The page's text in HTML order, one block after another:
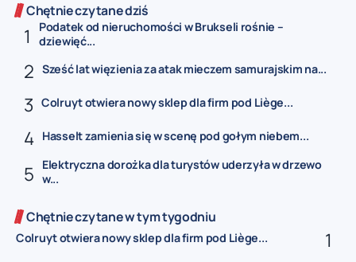
Chętnie czytane dziś
Podatek od nieruchomości w Brukseli rośnie –
dziewięć...
Sześć lat więzienia za atak mieczem samurajskim na...
Colruyt otwiera nowy sklep dla firm pod Liège...
Hasselt zamienia się w scenę pod gołym niebem...
Elektryczna dorożka dla turystów uderzyła w drzewo
w...
Chętnie czytane w tym tygodniu
Colruyt otwiera nowy sklep dla firm pod Liège...